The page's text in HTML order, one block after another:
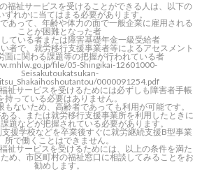
福祉サービスを受けることができる人は、以下の
ずれかに当てはまる必要があります。
あって、年齢や体力の面で一般企業に雇用される
ことが困難となった者
ている者または障害基礎年金一級受給者
者で、就労移行支援事業者等によるアセスメント
面に関わる課題等の把握が行われている者
file/05-Shingikai-12601000-
Seisakutoukatsukan-
0000091254.pdf
祉サービスを受けるためには必ずしも障害者手帳
持っている必要はありません。
もないため、高齢者であっても利用が可能です。
る、または就労移行支援事業所を利用したときに
題などが把握されている必要があります。
援学校などを卒業後すぐに就労継続支援B型事業
所で働くことはできません。
祉サービスを受けるためには、以上の条件を満た
め、市区町村の福祉窓口に相談してみることをお
勧めします。